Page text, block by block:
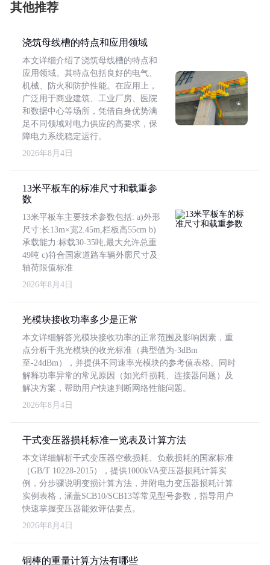
其他推荐
浇筑母线槽的特点和应用领域
本文详细介绍了浇筑母线槽的特点和
应用领域。其特点包括良好的电气、
机械、防火和防护性能。在应用上，
广泛用于商业建筑、工业厂房、医院
和数据中心等场所，凭借自身优势满
足不同领域对电力供应的高要求，保
障电力系统稳定运行。
2026年8月4日
13米平板车的标准尺寸和载重参
数
13米平板车主要技术参数包括: a)外形
尺寸:长13m×宽2.45m,栏板高55cm b)
承载能力:标载30-35吨,最大允许总重
49吨 c)符合国家道路车辆外廓尺寸及
轴荷限值标准
2026年8月4日
光模块接收功率多少是正常
本文详细解答光模块接收功率的正常范围及影响因素，重
点分析千兆光模块的收光标准（典型值为-3dBm
至-24dBm），并提供不同速率光模块的参考值表格。同时
解释功率异常的常见原因（如光纤损耗、连接器问题）及
解决方案，帮助用户快速判断网络性能问题。
2026年8月4日
干式变压器损耗标准一览表及计算方法
本文详细解析干式变压器空载损耗、负载损耗的国家标准
（GB/T 10228-2015），提供1000kVA变压器损耗计算实
例，分步骤说明变损计算方法，并附电力变压器损耗计算
实例表格，涵盖SCB10/SCB13等常见型号参数，指导用户
快速掌握变压器能效评估要点。
2026年8月4日
铜棒的重量计算方法有哪些